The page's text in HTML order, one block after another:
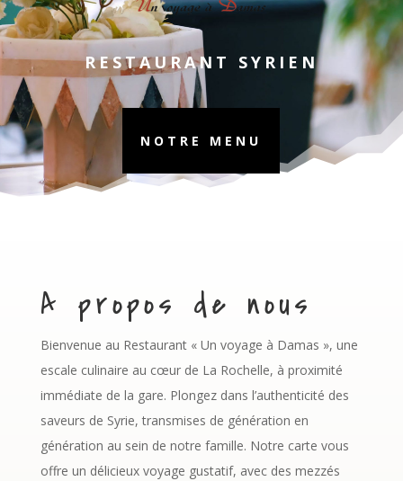
RESTAURANT SYRIEN
NOTRE MENU
A propos de nous
Bienvenue au Restaurant « Un voyage à Damas », une
escale culinaire au cœur de La Rochelle, à proximité
immédiate de la gare. Plongez dans l’authenticité des
saveurs de Syrie, transmises de génération en
génération au sein de notre famille. Notre carte vous
offre un délicieux voyage gustatif, avec des mezzés